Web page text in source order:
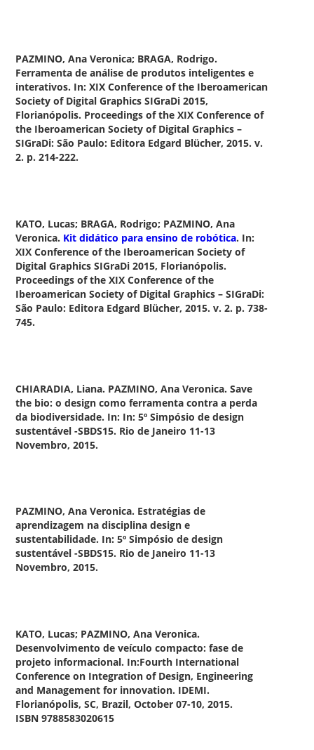
PAZMINO, Ana Veronica; BRAGA, Rodrigo.
Ferramenta de análise de produtos inteligentes e
interativos. In: XIX Conference of the Iberoamerican
Society of Digital Graphics SIGraDi 2015,
Florianópolis. Proceedings of the XIX Conference of
the Iberoamerican Society of Digital Graphics –
SIGraDi: São Paulo: Editora Edgard Blücher, 2015. v.
2. p. 214-222.
KATO, Lucas; BRAGA, Rodrigo; PAZMINO, Ana
Veronica. Kit didático para ensino de robótica. In:
XIX Conference of the Iberoamerican Society of
Digital Graphics SIGraDi 2015, Florianópolis.
Proceedings of the XIX Conference of the
Iberoamerican Society of Digital Graphics – SIGraDi:
São Paulo: Editora Edgard Blücher, 2015. v. 2. p. 738-
745.
CHIARADIA, Liana. PAZMINO, Ana Veronica.Save
the bio: o design como ferramenta contra a perda
da biodiversidade. In: In: 5º Simpósio de design
sustentável -SBDS15. Rio de Janeiro 11-13
Novembro, 2015.
PAZMINO, Ana Veronica. Estratégias de
aprendizagem nadisciplina design e
sustentabilidade. In: 5º Simpósio de design
sustentável -SBDS15. Rio de Janeiro 11-13
Novembro, 2015.
KATO, Lucas; PAZMINO, Ana Veronica.
Desenvolvimento de veículo compacto: fase de
projeto informacional. In:Fourth International
Conference on Integration of Design, Engineering
and Management for innovation. IDEMI.
Florianópolis, SC, Brazil, October 07-10, 2015.
ISBN 9788583020615